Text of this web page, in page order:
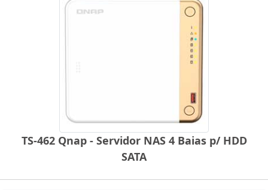
TS-462 Qnap - Servidor NAS 4 Baias p/ HDD
SATA